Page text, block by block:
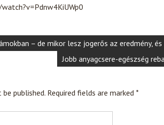
– de mikor lesz jogerős az eredmény,
Jobb anyagcsere-egészség
published. Required fields are marked *